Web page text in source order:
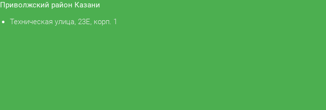
Приволжский район Казани
Техническая улица, 23Е, корп. 1